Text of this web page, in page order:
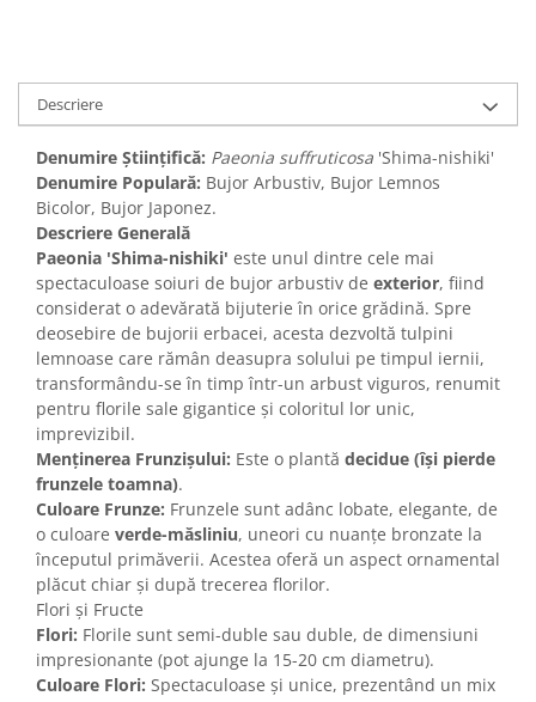
Descriere
Denumire Științifică: Paeonia suffruticosa 'Shima-nishiki'
Denumire Populară: Bujor Arbustiv, Bujor Lemnos
Bicolor, Bujor Japonez.
Descriere Generală
Paeonia 'Shima-nishiki' este unul dintre cele mai
spectaculoase soiuri de bujor arbustiv de exterior, fiind
considerat o adevărată bijuterie în orice grădină. Spre
deosebire de bujorii erbacei, acesta dezvoltă tulpini
lemnoase care rămân deasupra solului pe timpul iernii,
transformându-se în timp într-un arbust viguros, renumit
pentru florile sale gigantice și coloritul lor unic,
imprevizibil.
Menținerea Frunzișului: Este o plantă decidue (își pierde
frunzele toamna).
Culoare Frunze: Frunzele sunt adânc lobate, elegante, de
o culoare verde-măsliniu, uneori cu nuanțe bronzate la
începutul primăverii. Acestea oferă un aspect ornamental
plăcut chiar și după trecerea florilor.
Flori și Fructe
Flori: Florile sunt semi-duble sau duble, de dimensiuni
impresionante (pot ajunge la 15-20 cm diametru).
Culoare Flori: Spectaculoase și unice, prezentând un mix